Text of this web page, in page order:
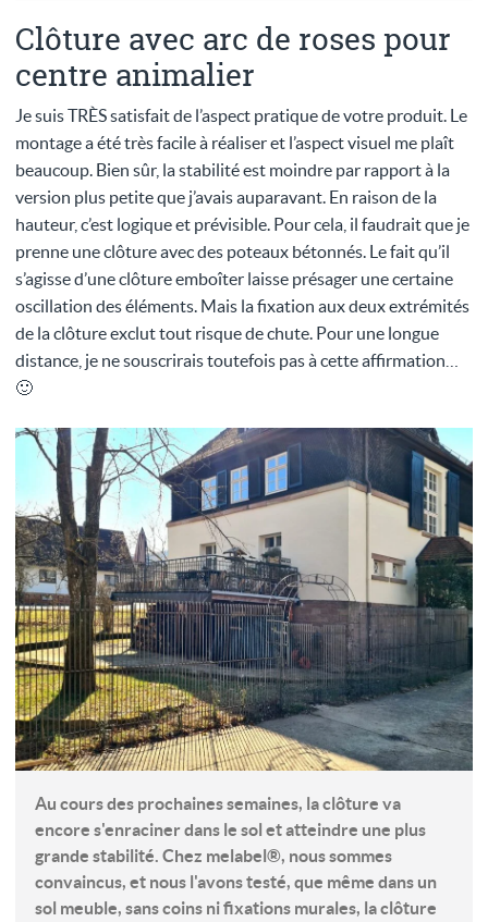
Clôture avec arc de roses pour
centre animalier
Je suis TRÈS satisfait de l’aspect pratique de votre produit. Le
montage a été très facile à réaliser et l’aspect visuel me plaît
beaucoup. Bien sûr, la stabilité est moindre par rapport à la
version plus petite que j’avais auparavant. En raison de la
hauteur, c’est logique et prévisible. Pour cela, il faudrait que je
prenne une clôture avec des poteaux bétonnés. Le fait qu’il
s’agisse d’une clôture emboîter laisse présager une certaine
oscillation des éléments. Mais la fixation aux deux extrémités
de la clôture exclut tout risque de chute. Pour une longue
distance, je ne souscrirais toutefois pas à cette affirmation…
🙂
Au cours des prochaines semaines, la clôture va
encore s'enraciner dans le sol et atteindre une plus
grande stabilité. Chez melabel®, nous sommes
convaincus, et nous l'avons testé, que même dans un
sol meuble, sans coins ni fixations murales, la clôture